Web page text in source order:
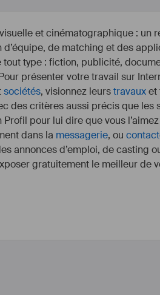
et cinématographique : un
de matching et des
type : fiction, publicité,
présenter votre travail sur
sociétés, visionnez leurstravauxet
des critères aussi précis que les
pour lui dire que vous
dans la messagerie, ou
annonces d’emploi, de casting
gratuitement le meilleur de
Le page et Casting Sauvage réalisation
la télévision (un village français, le
Marleau, Céleste et Mr Proust, la vie